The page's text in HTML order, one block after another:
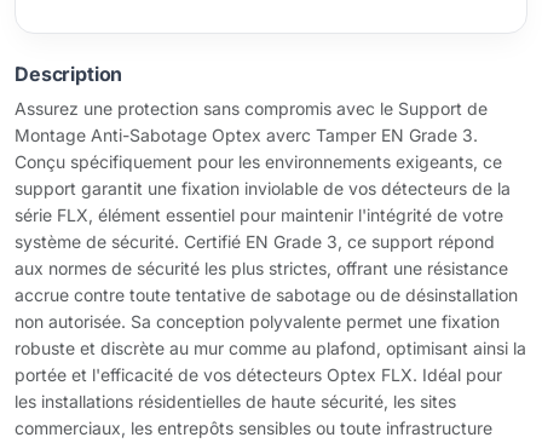
Description
Assurez une protection sans compromis avec le Support de
Montage Anti-Sabotage Optex averc Tamper EN Grade 3.
Conçu spécifiquement pour les environnements exigeants, ce
support garantit une fixation inviolable de vos détecteurs de la
série FLX, élément essentiel pour maintenir l'intégrité de votre
système de sécurité. Certifié EN Grade 3, ce support répond
aux normes de sécurité les plus strictes, offrant une résistance
accrue contre toute tentative de sabotage ou de désinstallation
non autorisée. Sa conception polyvalente permet une fixation
robuste et discrète au mur comme au plafond, optimisant ainsi la
portée et l'efficacité de vos détecteurs Optex FLX. Idéal pour
les installations résidentielles de haute sécurité, les sites
commerciaux, les entrepôts sensibles ou toute infrastructure